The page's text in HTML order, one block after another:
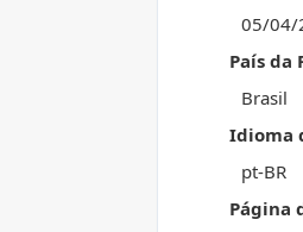
05/04/
País da
Brasil
Idioma
pt-BR
Página